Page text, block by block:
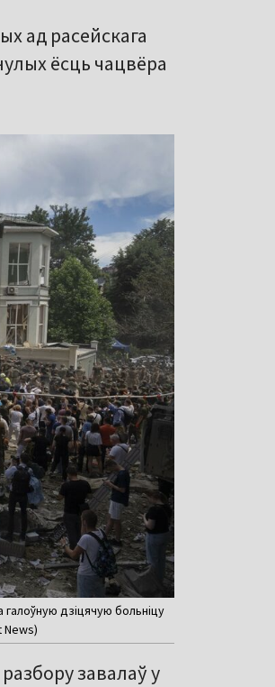
ад расейскага
ёсць чацвёра
галоўную дзіцячую больніцу
News)
завалаў у